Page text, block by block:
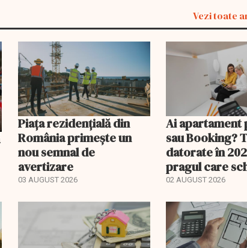
Vezi toate
Piața rezidențială din
România primește un
nou semnal de
avertizare
03 AUGUST 2026
Ai apartament
sau Booking?
datorate în
pragul care
regimul fiscal
02 AUGUST 2026